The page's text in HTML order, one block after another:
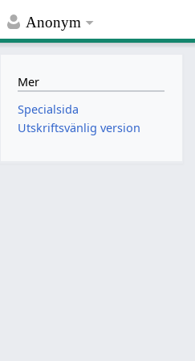
Anonym
Mer
Specialsida
Utskriftsvänlig version